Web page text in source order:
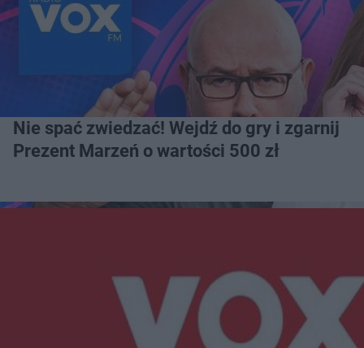
Nie spać zwiedzać! Wejdź do gry i zgarnij
Prezent Marzeń o wartości 500 zł